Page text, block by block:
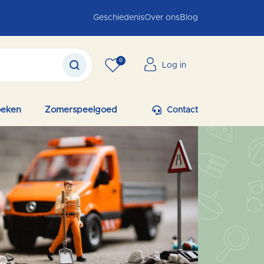
GeschiedenisOver onsBlog
0
Log in
Zomerspeelgoed Contact